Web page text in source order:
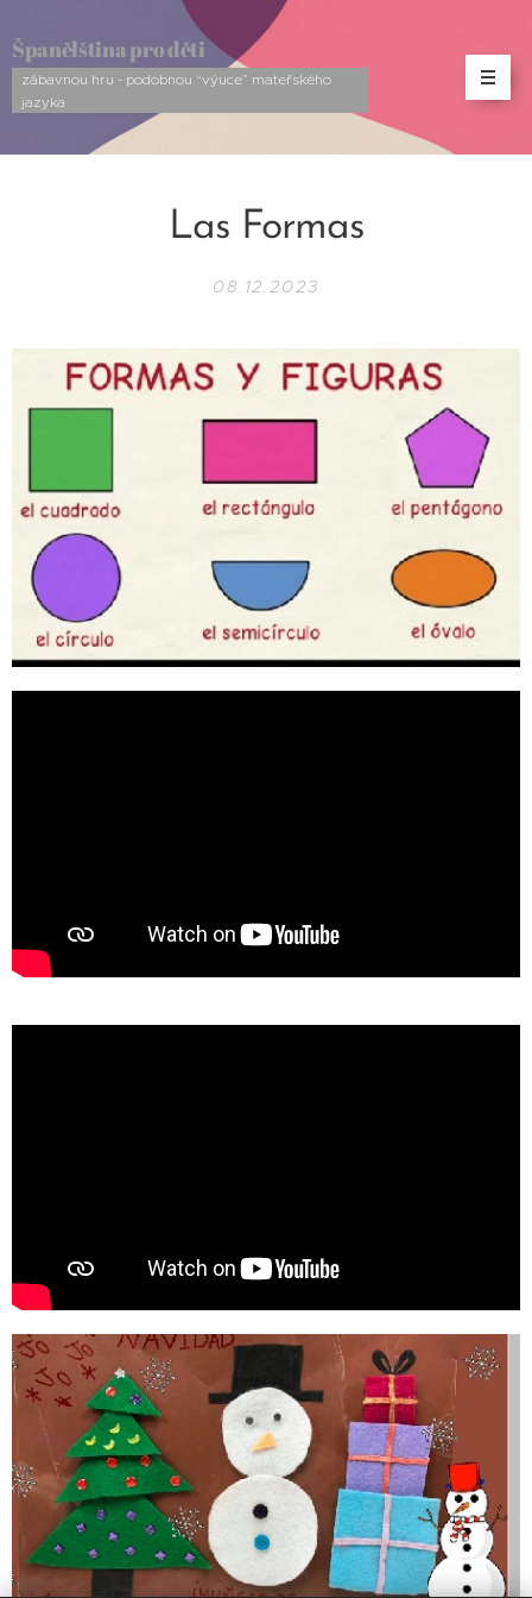
Španělština pro děti
zábavnou hru - podobnou “výuce” mateřského
jazyka
Las Formas
08.12.2023